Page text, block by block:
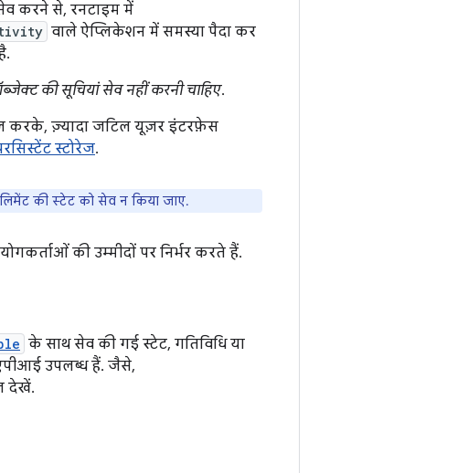
करने से, रनटाइम में
वाले ऐप्लिकेशन में समस्या पैदा कर
की सूचियां सेव नहीं करनी चाहिए.
करके, ज़्यादा जटिल यूज़र इंटरफ़ेस
स्टोरेज.
की स्टेट को सेव न किया जाए.
की उम्मीदों पर निर्भर करते हैं.
के साथ सेव की गई स्टेट, गतिविधि या
उपलब्ध हैं. जैसे,
देखें.